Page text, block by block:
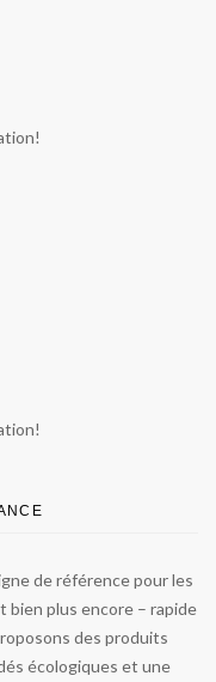
de référence pour les
plus encore – rapide
des produits
écologiques et une